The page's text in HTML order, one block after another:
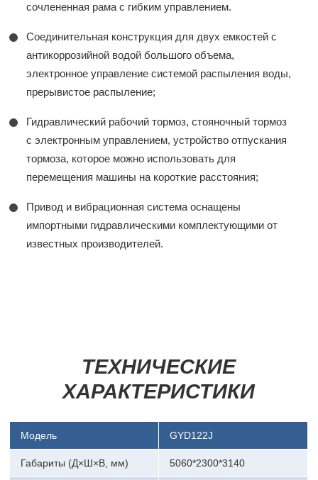
сочлененная рама с гибким управлением.
Соединительная конструкция для двух емкостей с
антикоррозийной водой большого объема,
электронное управление системой распыления воды,
прерывистое распыление;
Гидравлический рабочий тормоз, стояночный тормоз
с электронным управлением, устройство отпускания
тормоза, которое можно использовать для
перемещения машины на короткие расстояния;
Привод и вибрационная система оснащены
импортными гидравлическими комплектующими от
известных производителей.
ТЕХНИЧЕСКИЕ
ХАРАКТЕРИСТИКИ
Модель GYD122J
Габариты (Д×Ш×В, мм) 5060*2300*3140